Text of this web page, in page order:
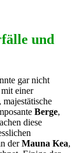
und
gar nicht
mit einer
, majestätische
Berge,
diese
derMauna Kea,